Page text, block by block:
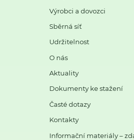
Výrobci a dovozci
Sběrná síť
Udržitelnost
O nás
Aktuality
Dokumenty ke stažení
Časté dotazy
Kontakty
Informační materiály –